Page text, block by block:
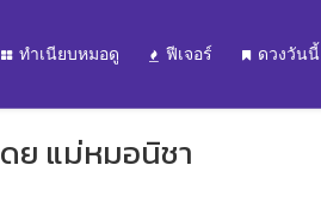
ทำเนียบหมอดู ฟีเจอร์ ดวงวันนี้
ดย แม่หมอนิชา